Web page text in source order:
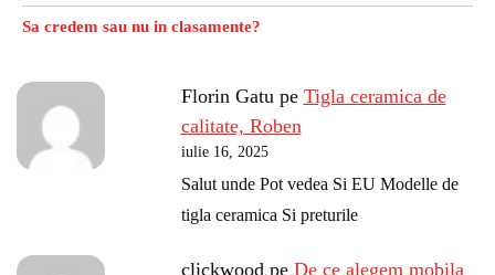
Sa credem sau nu in clasamente?
Florin Gatu pe Tigla ceramica de
calitate, Roben
iulie 16, 2025
Salut unde Pot vedea Si EU Modelle de
tigla ceramica Si preturile
clickwoodpe De ce alegem mobila